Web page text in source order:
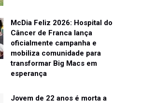
McDia Feliz 2026: Hospital do
Câncer de Franca lança
oficialmente campanha e
mobiliza comunidade para
transformar Big Macs em
esperança
Jovem de 22 anos é morta a